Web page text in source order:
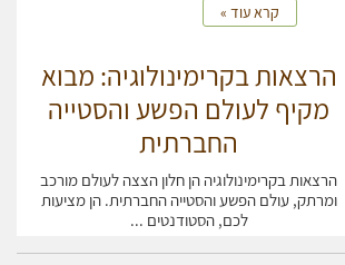
קרא עוד »
הרצאות בקרימינולוגיה: מבוא
מקיף לעולם הפשע והסטייה
החברתית
הרצאות בקרימינולוגיה הן חלון הצצה לעולם מורכב
ומרתק, עולם הפשע והסטייה החברתית. הן מציעות
לכם, הסטודנטים ...